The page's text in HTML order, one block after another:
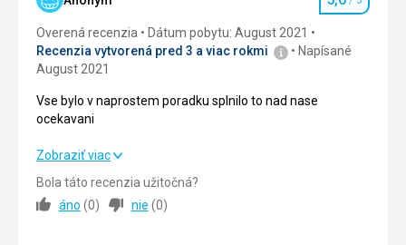
Šport
Cena
Strava
Pěkné a čisté
Hodnotenie
Overená recenzia
Dátum pobytu: August 2021
Recenzia vytvorená pred 3 a viac rokmi
Napísané
August 2021
Vse bylo v naprostem poradku splnilo to nad nase
ocekavani
Vse bylo v naprostem poradku splnilo to nad nase
ocekavani
Strava
Zobraziť viac
Bola táto recenzia užitočná?
áno (0) nie (0)